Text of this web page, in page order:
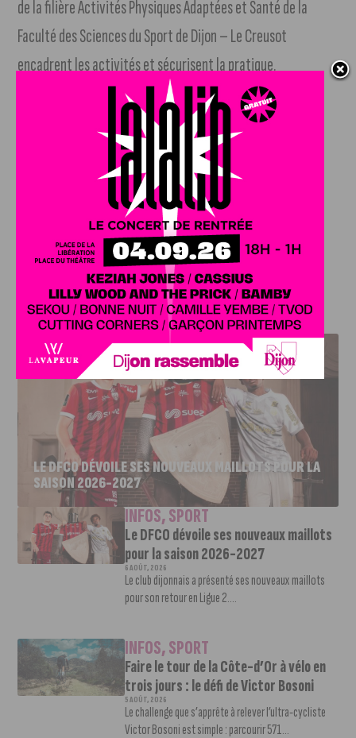
de la filière Activités Physiques Adaptées et Santé de la
Faculté des Sciences du Sport de Dijon – Le Creusot
encadrent les activités et sécurisent la pratique.
Ce parcours est ouvert à tous à partir de 8 ans.
L’équipe la plus régulière qui aura enchaîné le plus
rapidement les parcours sera déclarée vainqueur !
Les inscriptions pour la 16è édition du Raid de l’uB sont
ouvertes sur :http://raiddelub.wix.com/staps
J'AIME LE DFCO
LE DFCO DÉVOILE SES NOUVEAUX MAILLOTS POUR LA
SAISON 2026-2027
INFOS,SPORT
Le DFCO dévoile ses nouveaux maillots
pour la saison 2026-2027
6 AOÛT, 2026
Le club dijonnais a présenté ses nouveaux maillots
pour son retour en Ligue 2....
INFOS,SPORT
Faire le tour de la Côte-d’Or à vélo en
trois jours : le défi de Victor Bosoni
5 AOÛT, 2026
Le challenge que s’apprête à relever l’ultra-cycliste
Victor Bosoni est simple : parcourir 571...